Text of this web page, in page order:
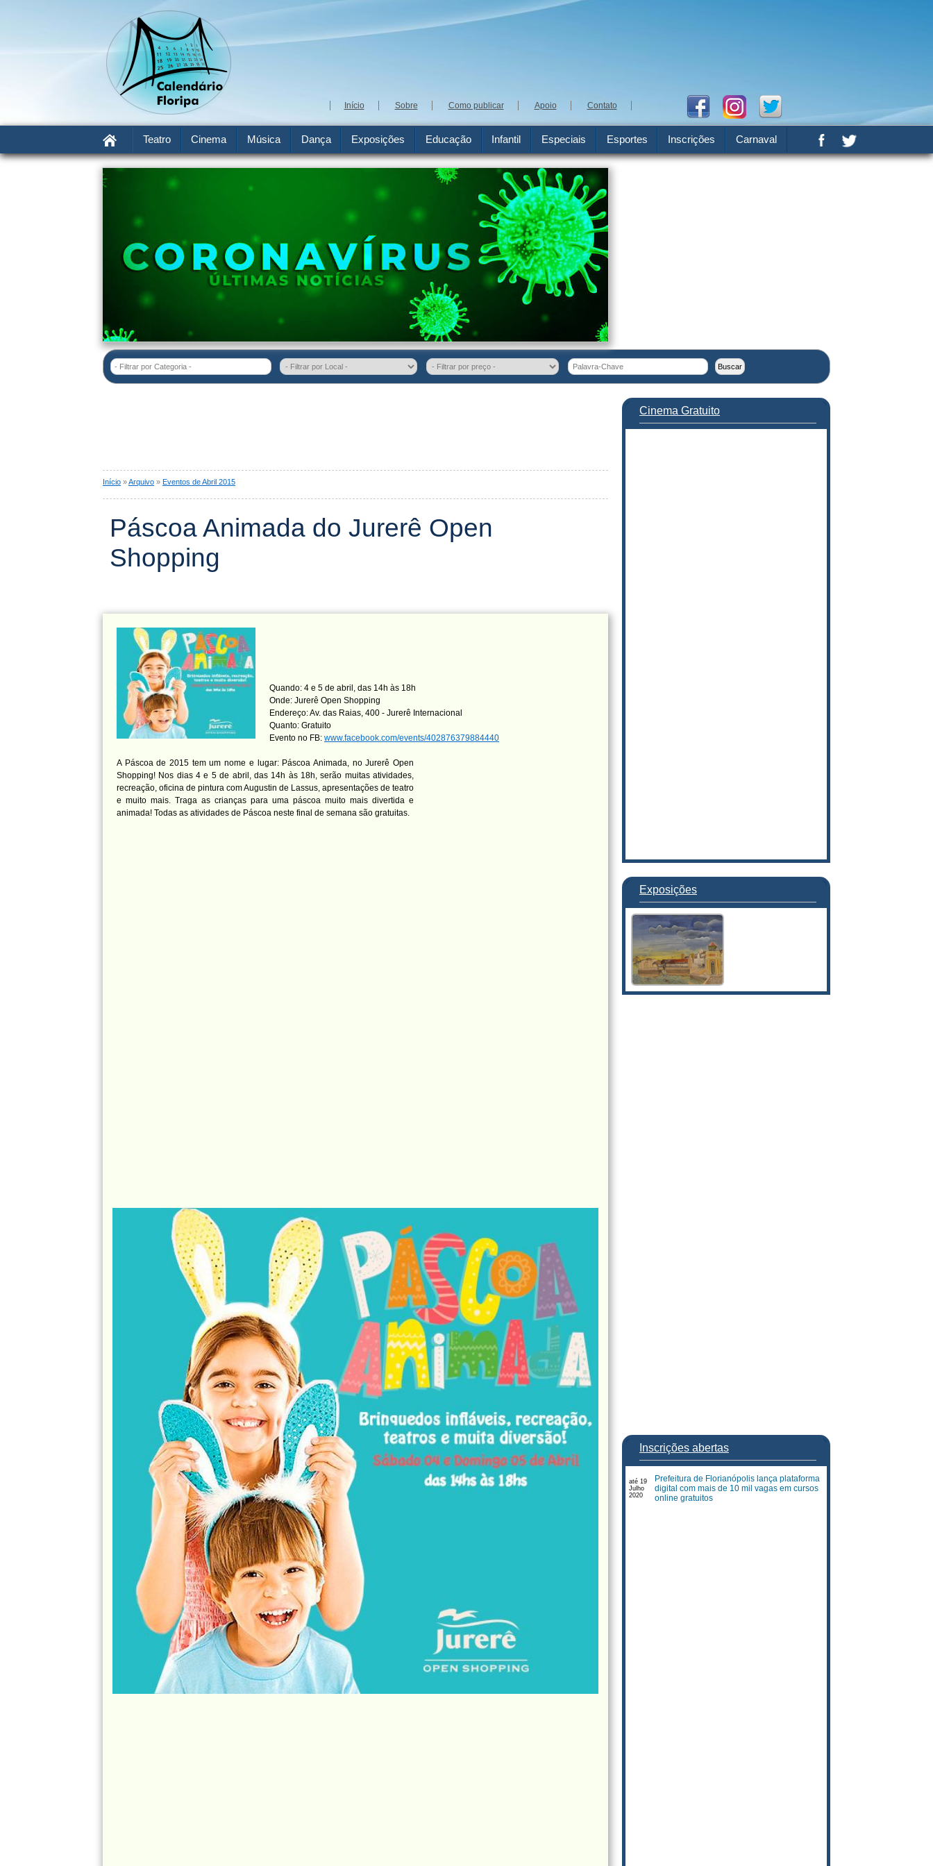
Início Sobre Como publicar Apoio Contato
Teatro Cinema Música Dança Exposições Educação Infantil Especiais Esportes Inscrições Carnaval
- Filtrar por Categoria -
Início »Arquivo » Eventos de Abril 2015
Páscoa Animada do Jurerê Open
Shopping
Quando: 4 e 5 de abril, das 14h às 18h
Onde: Jurerê Open Shopping
Endereço: Av. das Raias, 400 - Jurerê Internacional
Quanto: Gratuito
Evento no FB: www.facebook.com/events/402876379884440
A Páscoa de 2015 tem um nome e lugar: Páscoa Animada, no Jurerê Open
Shopping! Nos dias 4 e 5 de abril, das 14h às 18h, serão muitas atividades,
recreação, oficina de pintura com Augustin de Lassus, apresentações de teatro
e muito mais. Traga as crianças para uma páscoa muito mais divertida e
animada! Todas as atividades de Páscoa neste final de semana são gratuitas.
Cinema Gratuito
Exposições
Inscrições abertas
até 19
Julho
2020
Prefeitura de Florianópolis lança plataforma
digital com mais de 10 mil vagas em cursos
online gratuitos